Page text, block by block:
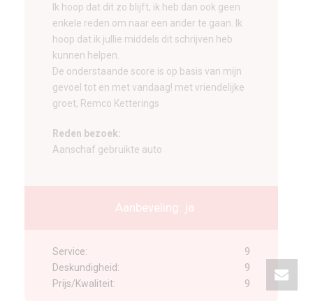
Ik hoop dat dit zo blijft, ik heb dan ook geen
enkele reden om naar een ander te gaan. Ik
hoop dat ik jullie middels dit schrijven heb
kunnen helpen.
De onderstaande score is op basis van mijn
gevoel tot en met vandaag! met vriendelijke
groet, Remco Ketterings
Reden bezoek:
Aanschaf gebruikte auto
Aanbeveling: ja
Service:
9
Deskundigheid:
9
Prijs/Kwaliteit:
9